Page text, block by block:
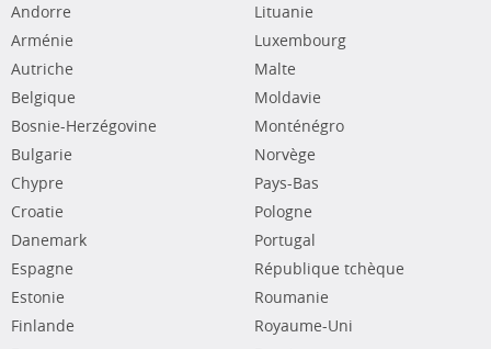
Andorre
Arménie
Autriche
Belgique
Bosnie-Herzégovine
Bulgarie
Chypre
Croatie
Danemark
Espagne
Estonie
Finlande
Lituanie
Luxembourg
Malte
Moldavie
Monténégro
Norvège
Pays-Bas
Pologne
Portugal
République tchèque
Roumanie
Royaume-Uni